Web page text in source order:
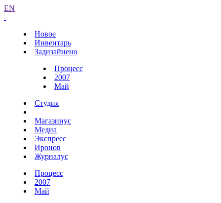
EN
Новое
Инвентарь
Задизайнено
Процесс
2007
Май
Студия
Магазинус
Медиа
Экспресс
Иронов
Журналус
Процесс
2007
Май